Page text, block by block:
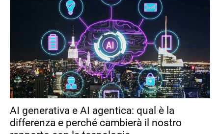
AI generativa e AI agentica: qual è la
differenza e perché cambierà il nostro